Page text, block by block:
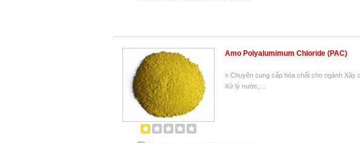
Amo Polyalumimum Chloride (PAC)
» Chuyên cung cấp hóa chất cho ngành Xây
Xử lý nước,…